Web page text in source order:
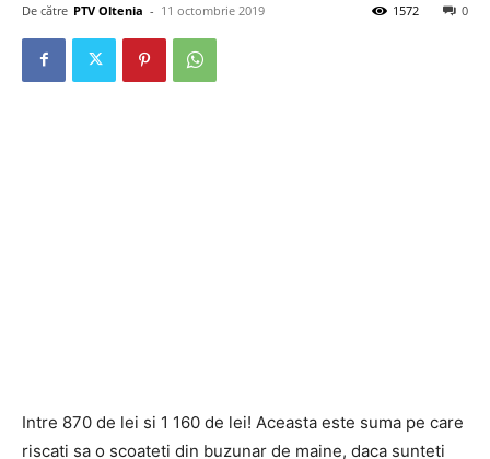
De către PTV Oltenia - 11 octombrie 2019 0
1572
Intre 870 de lei si 1 160 de lei! Aceasta este suma pe care
riscati sa o scoateti din buzunar de maine, daca sunteti